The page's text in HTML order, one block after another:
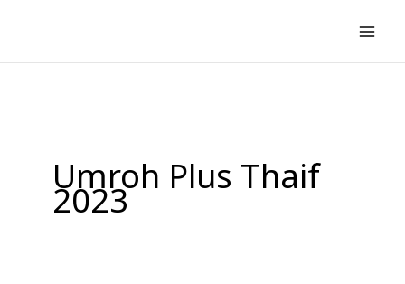
konten
Umroh Plus Thaif
2023